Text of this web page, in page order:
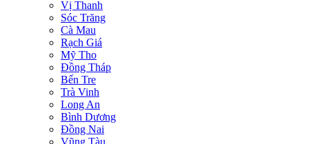
Vị Thanh
Sóc Trăng
Cà Mau
Rạch Giá
Mỹ Tho
Đồng Tháp
Bến Tre
Trà Vinh
Long An
Bình Dương
Đồng Nai
Vũng Tàu